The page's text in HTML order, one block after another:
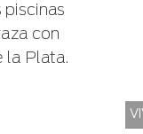
piscinas
con
la Plata.